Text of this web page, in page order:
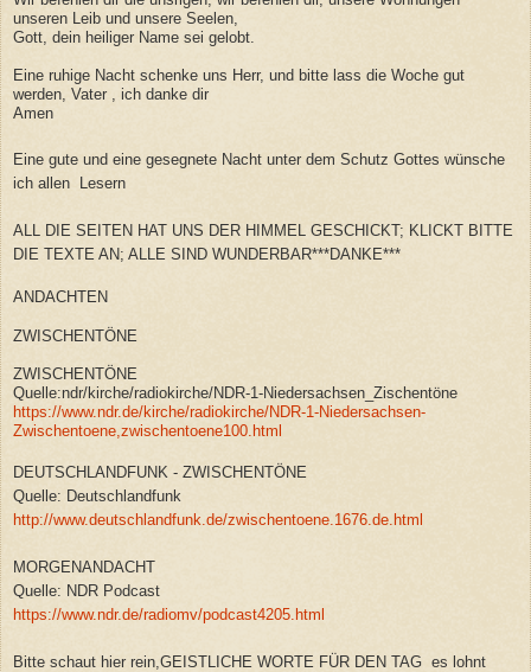
unseren Leib und unsere Seelen,
Gott, dein heiliger Name sei gelobt.
Eine ruhige Nacht schenke uns Herr, und bitte lass die Woche gut
werden, Vater , ich danke dir
Amen
Eine gute und eine gesegnete Nacht unter dem Schutz Gottes wünsche
ich allen Lesern
ALL DIE SEITEN HAT UNS DER HIMMEL GESCHICKT; KLICKT BITTE
DIE TEXTE AN; ALLE SIND WUNDERBAR***DANKE***
ANDACHTEN
ZWISCHENTÖNE
ZWISCHENTÖNE
Quelle:ndr/kirche/radiokirche/NDR-1-Niedersachsen_Zischentöne
https://www.ndr.de/kirche/radiokirche/NDR-1-Niedersachsen-
Zwischentoene,zwischentoene100.html
DEUTSCHLANDFUNK - ZWISCHENTÖNE
Quelle: Deutschlandfunk
http://www.deutschlandfunk.de/zwischentoene.1676.de.html
MORGENANDACHT
Quelle: NDR Podcast
https://www.ndr.de/radiomv/podcast4205.html
Bitte schaut hier rein,GEISTLICHE WORTE FÜR DEN TAG es lohnt